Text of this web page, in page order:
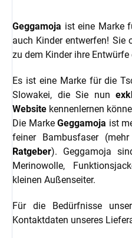
Geggamoja ist eine Marke
auch Kinder entwerfen! Sie
zu dem Kinder ihre
Es ist eine Marke für die
Slowakei, die Sie nun
Website kennenlernen
Die MarkeGeggamoja ist
feiner Bambusfaser
Ratgeber). Geggamoja
Merinowolle,
kleinen Außenseiter.
Für die Bedürfnisse
Kontaktdaten unseres